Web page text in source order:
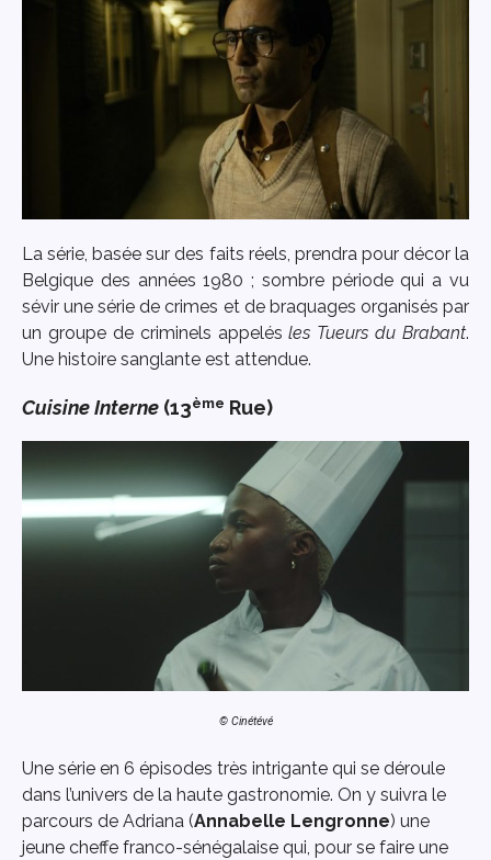
La série, basée sur des faits réels, prendra pour décor la
Belgique des années 1980 ; sombre période qui a vu
sévir une série de crimes et de braquages organisés par
un groupe de criminels appelésles Tueurs du Brabant.
Une histoire sanglante est attendue.
Cuisine Interne (13ème Rue)
© Cinétévé
Une série en 6 épisodes très intrigante qui se déroule
dans l’univers de la haute gastronomie. On y suivra le
parcours de Adriana (Annabelle Lengronne) une
jeune cheffe franco-sénégalaise qui, pour se faire une